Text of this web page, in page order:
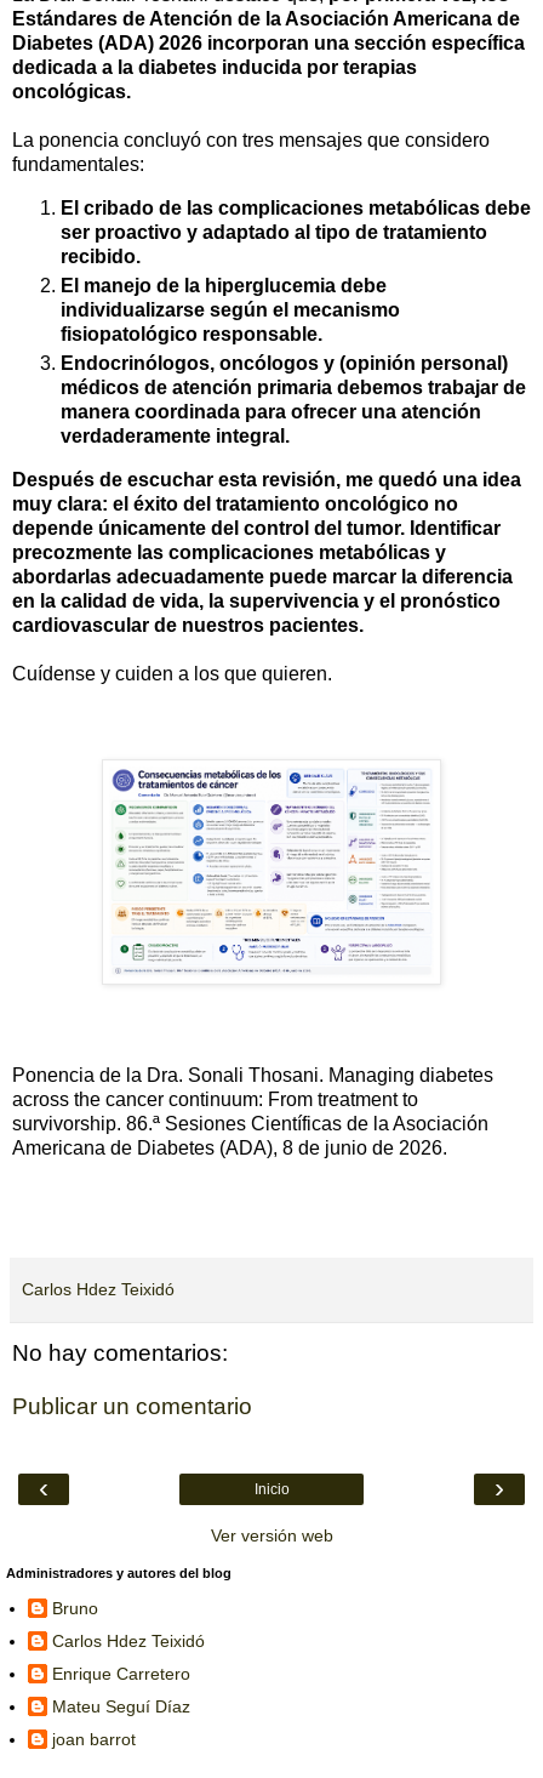
Estándares de Atención de la Asociación Americana de
Diabetes (ADA) 2026 incorporan una sección específica
dedicada a la diabetes inducida por terapias
oncológicas.
La ponencia concluyó con tres mensajes que considero
fundamentales:
El cribado de las complicaciones metabólicas debe
ser proactivo y adaptado al tipo de tratamiento
recibido.
El manejo de la hiperglucemia debe
individualizarse según el mecanismo
fisiopatológico responsable.
Endocrinólogos, oncólogos y (opinión personal)
médicos de atención primaria debemos trabajar de
manera coordinada para ofrecer una atención
verdaderamente integral.
Después de escuchar esta revisión, me quedó una idea
muy clara: el éxito del tratamiento oncológico no
depende únicamente del control del tumor. Identificar
precozmente las complicaciones metabólicas y
abordarlas adecuadamente puede marcar la diferencia
en la calidad de vida, la supervivencia y el pronóstico
cardiovascular de nuestros pacientes.
Cuídense y cuiden a los que quieren.
Ponencia de la Dra. Sonali Thosani. Managing diabetes
across the cancer continuum: From treatment to
survivorship. 86.ª Sesiones Científicas de la Asociación
Americana de Diabetes (ADA), 8 de junio de 2026.
Carlos Hdez Teixidó
No hay comentarios:
Publicar un comentario
‹ ›
Inicio
Ver versión web
Administradores y autores del blog
Bruno
Carlos Hdez Teixidó
Enrique Carretero
Mateu Seguí Díaz
joan barrot